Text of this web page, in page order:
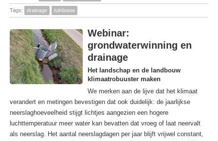
Tags: drainage tuinbouw
Webinar:
grondwaterwinning en
drainage
Het landschap en de landbouw
klimaatrobuuster maken
We merken aan de lijve dat het klimaat
verandert en metingen bevestigen dat ook duidelijk: de jaarlijkse
neerslaghoeveelheid stijgt lichtjes aangezien een hogere
luchttemperatuur meer water kan bevatten dat vroeg of laat neervalt
als neerslag. Het aantal neerslagdagen per jaar blijft vrijwel constant,